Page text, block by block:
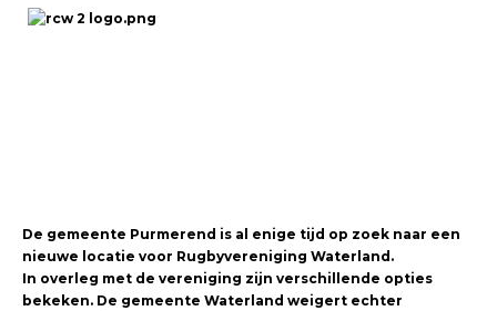
De gemeente Purmerend is al enige tijd op zoek naar een
nieuwe locatie voor Rugbyvereniging Waterland.
In overleg met de vereniging zijn verschillende opties
bekeken. De gemeente Waterland weigert echter